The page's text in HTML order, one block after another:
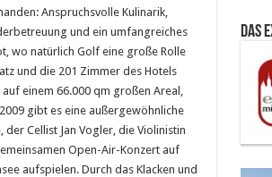
Anspruchsvolle Kulinarik,
und ein umfangreiches
wo natürlich Golf eine große Rolle
und die 201 Zimmer des Hotels
einem 66.000 qm großen Areal,
gibt es eine außergewöhnliche
Cellist Jan Vogler, die Violinistin
Open-Air-Konzert auf
aufspielen. Durch das Klacken und
Das